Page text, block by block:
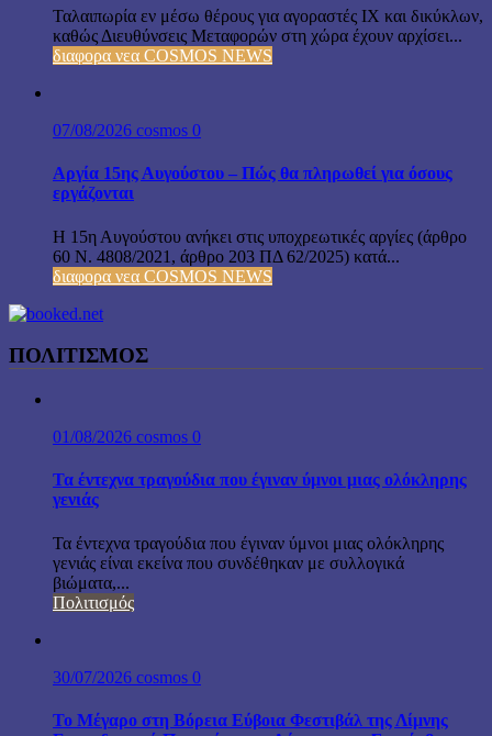
Ταλαιπωρία εν μέσω θέρους για αγοραστές ΙΧ και δικύκλων,
καθώς Διευθύνσεις Μεταφορών στη χώρα έχουν αρχίσει...
διαφορα νεα COSMOS NEWS
07/08/2026 cosmos 0
Αργία 15ης Αυγούστου – Πώς θα πληρωθεί για όσους
εργάζονται
Η 15η Αυγούστου ανήκει στις υποχρεωτικές αργίες (άρθρο
60 Ν. 4808/2021, άρθρο 203 ΠΔ 62/2025) κατά...
διαφορα νεα COSMOS NEWS
ΠΟΛΙΤΙΣΜΟΣ
01/08/2026 cosmos 0
Τα έντεχνα τραγούδια που έγιναν ύμνοι μιας ολόκληρης
γενιάς
Τα έντεχνα τραγούδια που έγιναν ύμνοι μιας ολόκληρης
γενιάς είναι εκείνα που συνδέθηκαν με συλλογικά
βιώματα,...
Πολιτισμός
30/07/2026 cosmos 0
Το Μέγαρο στη Βόρεια Εύβοια Φεστιβάλ της Λίμνης